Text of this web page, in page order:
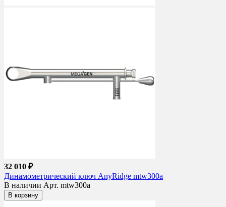
32 010 ₽
Динамометрический ключ AnyRidge mtw300a
В наличии Арт. mtw300a
В корзину